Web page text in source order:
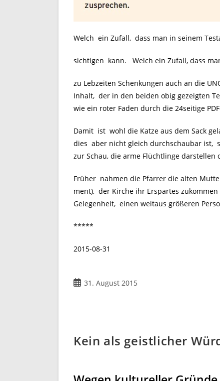
Welch ein Zufall, dass man in seinem
sichtigen kann. Welch ein Zufall, dass
zu Lebzeiten Schenkungen auch an die
Inhalt, der in den beiden obig gezeigten
wie ein roter Faden durch die 24seitige
Damit ist wohl die Katze aus dem Sack
dies aber nicht gleich durchschaubar ist,
zur Schau, die arme Flüchtlinge darstellen
Früher nahmen die Pfarrer die alten
ment), der Kirche ihr Erspartes
Gelegenheit, einen weitaus größeren
*****
2015-08-31
Beitrag
31. August 2015
Kein als geistlicher